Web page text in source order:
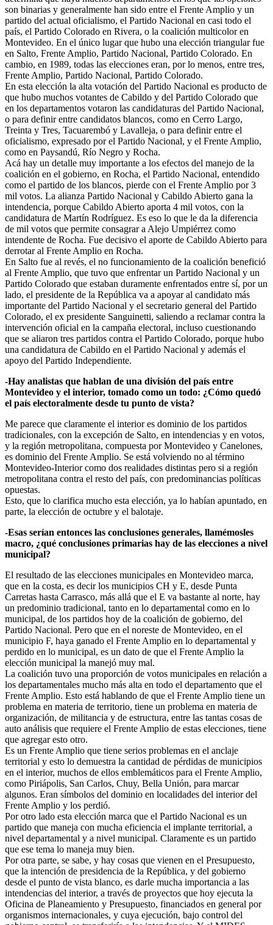
son binarias y generalmente han sido entre el Frente Amplio y un
partido del actual oficialismo, el Partido Nacional en casi todo el
país, el Partido Colorado en Rivera, o la coalición multicolor en
Montevideo. En el único lugar que hubo una elección triangular fue
en Salto, Frente Amplio, Partido Nacional, Partido Colorado. En
cambio, en 1989, todas las elecciones eran, por lo menos, entre tres,
Frente Amplio, Partido Nacional, Partido Colorado.
En esta elección la alta votación del Partido Nacional es producto de
que hubo muchos votantes de Cabildo y del Partido Colorado que
en los departamentos votaron las candidaturas del Partido Nacional,
o para definir entre candidatos blancos, como en Cerro Largo,
Treinta y Tres, Tacuarembó y Lavalleja, o para definir entre el
oficialismo, expresado por el Partido Nacional, y el Frente Amplio,
como en Paysandú, Río Negro y Rocha.
Acá hay un detalle muy importante a los efectos del manejo de la
coalición en el gobierno, en Rocha, el Partido Nacional, entendido
como el partido de los blancos, pierde con el Frente Amplio por 3
mil votos. La alianza Partido Nacional y Cabildo Abierto gana la
intendencia, porque Cabildo Abierto aporta 4 mil votos, con la
candidatura de Martín Rodríguez. Es eso lo que le da la diferencia
de mil votos que permite consagrar a Alejo Umpiérrez como
intendente de Rocha. Fue decisivo el aporte de Cabildo Abierto para
derrotar al Frente Amplio en Rocha.
En Salto fue al revés, el no funcionamiento de la coalición benefició
al Frente Amplio, que tuvo que enfrentar un Partido Nacional y un
Partido Colorado que estaban duramente enfrentados entre sí, por un
lado, el presidente de la República va a apoyar al candidato más
importante del Partido Nacional y el secretario general del Partido
Colorado, el ex presidente Sanguinetti, saliendo a reclamar contra la
intervención oficial en la campaña electoral, incluso cuestionando
que se aliaron tres partidos contra el Partido Colorado, porque hubo
una candidatura de Cabildo en el Partido Nacional y además el
apoyo del Partido Independiente.
-Hay analistas que hablan de una división del país entre
Montevideo y el interior, tomado como un todo: ¿Cómo quedó
el país electoralmente desde tu punto de vista?
Me parece que claramente el interior es dominio de los partidos
tradicionales, con la excepción de Salto, en intendencias y en votos,
y la región metropolitana, compuesta por Montevideo y Canelones,
es dominio del Frente Amplio. Se está volviendo no al término
Montevideo-Interior como dos realidades distintas pero si a región
metropolitana contra el resto del país, con predominancias políticas
opuestas.
Esto, que lo clarifica mucho esta elección, ya lo habían apuntado, en
parte, la elección de octubre y el balotaje.
-Esas serían entonces las conclusiones generales, llamémosles
macro, ¿qué conclusiones primarias hay de las elecciones a nivel
municipal?
El resultado de las elecciones municipales en Montevideo marca,
que en la costa, es decir los municipios CH y E, desde Punta
Carretas hasta Carrasco, más allá que el E va bastante al norte, hay
un predominio tradicional, tanto en lo departamental como en lo
municipal, de los partidos hoy de la coalición de gobierno, del
Partido Nacional. Pero que en el noreste de Montevideo, en el
municipio F, haya ganado el Frente Amplio en lo departamental y
perdido en lo municipal, es un dato de que el Frente Amplio la
elección municipal la manejó muy mal.
La coalición tuvo una proporción de votos municipales en relación a
los departamentales mucho más alta en todo el departamento que el
Frente Amplio. Esto está hablando de que el Frente Amplio tiene un
problema en materia de territorio, tiene un problema en materia de
organización, de militancia y de estructura, entre las tantas cosas de
auto análisis que requiere el Frente Amplio de estas elecciones, tiene
que agregar esto otro.
Es un Frente Amplio que tiene serios problemas en el anclaje
territorial y esto lo demuestra la cantidad de pérdidas de municipios
en el interior, muchos de ellos emblemáticos para el Frente Amplio,
como Piriápolis, San Carlos, Chuy, Bella Unión, para marcar
algunos. Eran símbolos del dominio en localidades del interior del
Frente Amplio y los perdió.
Por otro lado esta elección marca que el Partido Nacional es un
partido que maneja con mucha eficiencia el implante territorial, a
nivel departamental y a nivel municipal. Claramente es un partido
que ese tema lo maneja muy bien.
Por otra parte, se sabe, y hay cosas que vienen en el Presupuesto,
que la intención de presidencia de la República, y del gobierno
desde el punto de vista blanco, es darle mucha importancia a las
intendencias del interior, a través de proyectos que hoy ejecuta la
Oficina de Planeamiento y Presupuesto, financiados en general por
organismos internacionales, y cuya ejecución, bajo control del